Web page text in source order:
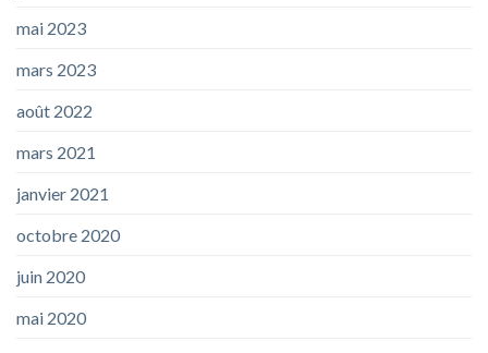
mai 2023
mars 2023
août 2022
mars 2021
janvier 2021
octobre 2020
juin 2020
mai 2020